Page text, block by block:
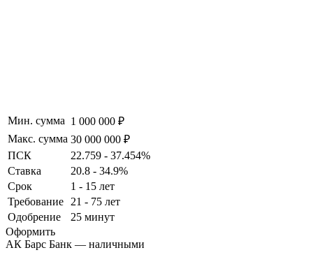
Мин. сумма 1 000 000 ₽
Макс. сумма 30 000 000 ₽
ПСК
22.759 - 37.454%
Ставка
20.8 - 34.9%
Срок
1 - 15 лет
Требование
21 - 75 лет
Одобрение
25 минут
Оформить
АК Барс Банк — наличными